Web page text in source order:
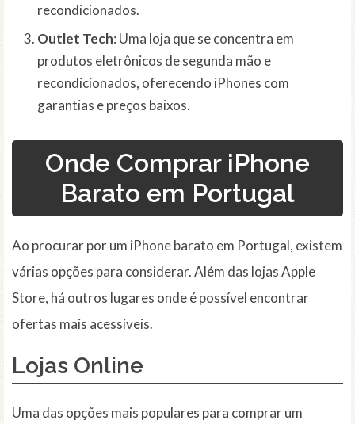
recondicionados.
Outlet Tech: Uma loja que se concentra em
produtos eletrônicos de segunda mão e
recondicionados, oferecendo iPhones com
garantias e preços baixos.
Onde Comprar iPhone
Barato em Portugal
Ao procurar por um iPhone barato em Portugal, existem
várias opções para considerar. Além das lojas Apple
Store, há outros lugares onde é possível encontrar
ofertas mais acessíveis.
Lojas Online
Uma das opções mais populares para comprar um